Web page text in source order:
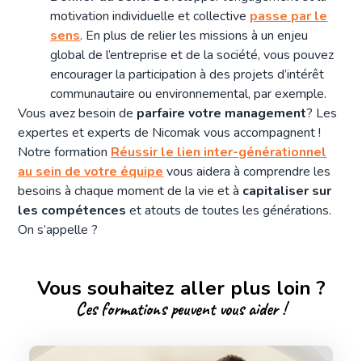
motivation individuelle et collective passe par le
sens. En plus de relier les missions à un enjeu
global de l’entreprise et de la société, vous pouvez
encourager la participation à des projets d’intérêt
communautaire ou environnemental, par exemple.
Vous avez besoin de parfaire votre management? Les
expertes et experts de Nicomak vous accompagnent !
Notre formation Réussir le lien inter-générationnel
au sein de votre équipe vous aidera à comprendre les
besoins à chaque moment de la vie et à capitaliser sur
les compétences et atouts de toutes les générations.
On s’appelle ?
Vous souhaitez aller plus loin ?
Ces formations peuvent vous aider !